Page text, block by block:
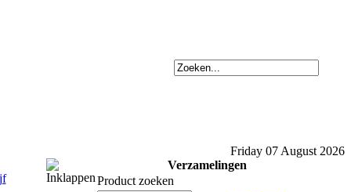
Friday 07 August 2026
Verzamelingen
Product zoeken